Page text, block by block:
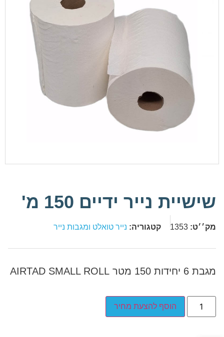
שישיית נייר ידיים 150 מ'
מק׳׳ט: 1353 קטגוריה: נייר טואלט ומגבות נייר
מגבת 6 יחידות 150 מטר AIRTAD SMALL ROLL
הוסף להצעת מחיר